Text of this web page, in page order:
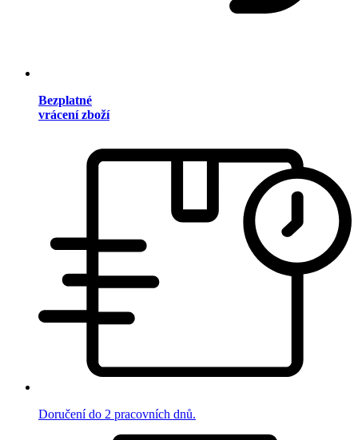
Bezplatné
vrácení zboží
Doručení do 2 pracovních dnů.